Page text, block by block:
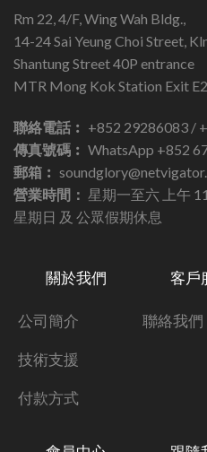
Rm 22, 4/F, Wing Wah Bldg.,
14-24 Sai Yeung Choi Street,
Shantung Street 40P entrance
MTR Mong Kok Station Exit E2.
聯絡電話︰ +852 29286083 /
傳真號碼︰ WhatsApp +852
郵箱︰
營業時間： 星期一至六 上午
星期日 及 公眾假期休息
關於我們
公司簡介
技術支援
付款方式
客戶
聯絡我們